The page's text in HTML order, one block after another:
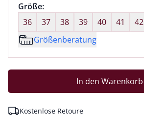
Größenauswahl:
Größe:nichts ausgewählt
36
37 38 39 40 41
42
Größenberatung
In den Warenkorb
Kostenlose Retoure